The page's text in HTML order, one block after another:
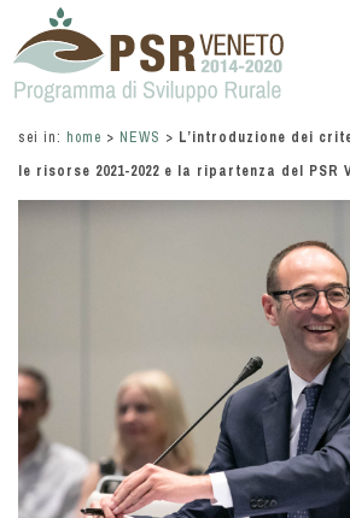
sei in: home > NEWS > L’introduzione dei
le risorse 2021-2022 e la ripartenza del PSR